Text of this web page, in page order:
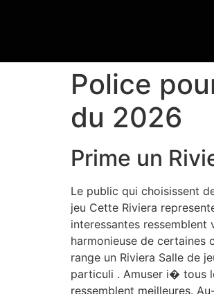
Police
du 2026
Prime un
Le public qui choisissent
jeu Cette Riviera
interessantes
harmonieuse de
range un Riviera Salle de
particuli . Amuser i� tous
ressemblent meilleures.